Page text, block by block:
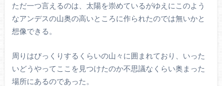
ただ一つ言えるのは、太陽を崇めているがゆえにこのよう
なアンデスの山奥の高いところに作られたのでは無いかと
想像できる。
周りはびっくりするくらいの山々に囲まれており、いった
いどうやってここを見つけたのか不思議なくらい奥まった
場所にあるのであった。